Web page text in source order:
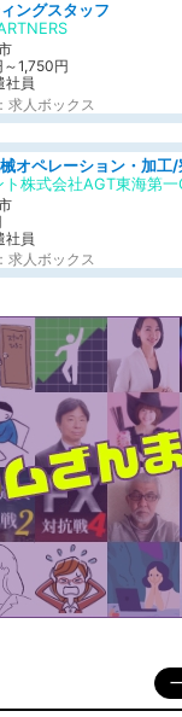
ングスタッフ
1,750円
社員
求人ボックス
ト株式会社AGT東海第一
社員
求人ボックス